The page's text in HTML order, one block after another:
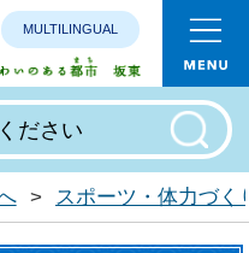
みんなで
MULTILINGUAL
> スポーツ・体力づく